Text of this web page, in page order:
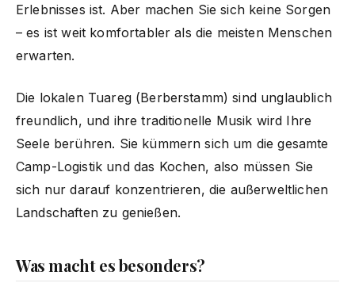
Erlebnisses ist. Aber machen Sie sich keine Sorgen
– es ist weit komfortabler als die meisten Menschen
erwarten.
Die lokalen Tuareg (Berberstamm) sind unglaublich
freundlich, und ihre traditionelle Musik wird Ihre
Seele berühren. Sie kümmern sich um die gesamte
Camp-Logistik und das Kochen, also müssen Sie
sich nur darauf konzentrieren, die außerweltlichen
Landschaften zu genießen.
Was macht es besonders?